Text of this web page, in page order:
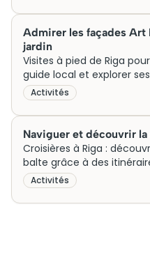
Admirer les façades Art
jardin
Visites à pied de Riga
guide local et explorer
simplicité
Activités
Naviguer et découvrir
Croisières à Riga :
balte grâce à des
départ de la ville.
Activités